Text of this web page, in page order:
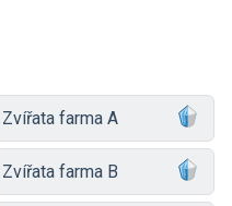
Zvířata farma A
Zvířata farma B